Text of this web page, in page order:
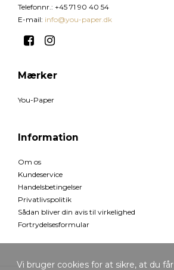
Vi bruger cookies for at sikre, at du får
Telefonnr.: +45 71 90 40 54
E-mail: info@you-paper.dk
Mærker
You-Paper
Information
Om os
Kundeservice
Handelsbetingelser
Privatlivspolitik
Sådan bliver din avis til virkelighed
Fortrydelsesformular